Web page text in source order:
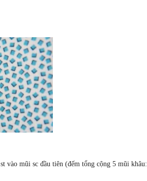
vào mũi sc đầu tiên (đếm tổng cộng 5 mũi khâu: